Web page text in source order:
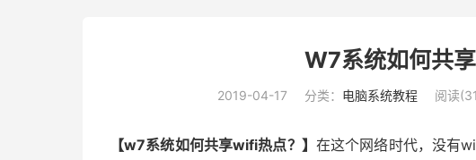
W7系统如何共
2019-04-17 分类： 电脑系统教程 阅读
【w7系统如何共享wifi热点？】 在这个网络时代，没有